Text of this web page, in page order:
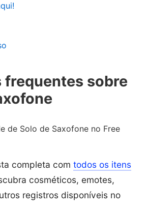
frequentes sobre
de Solo de Saxofone no Free
completa com todos os itens
cosméticos, emotes,
registros disponíveis no